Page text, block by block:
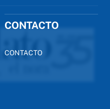
CONTACTO
CONTACTO